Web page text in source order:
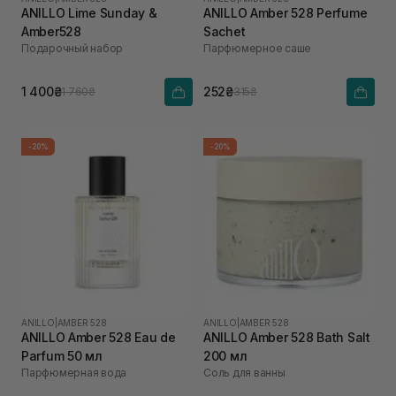
ANILLO Lime Sunday &
Amber528
Подарочный набор
1 400₴1 760₴
ANILLO Amber 528 Perfume
Sachet
Парфюмерное саше
252₴315₴
-20%
ANILLO AMBER 528
ANILLO Amber 528 Eau de
Parfum 50 мл
Парфюмерная вода
-20%
ANILLO AMBER 528
ANILLO Amber 528 Bath Salt
200 мл
Соль для ванны